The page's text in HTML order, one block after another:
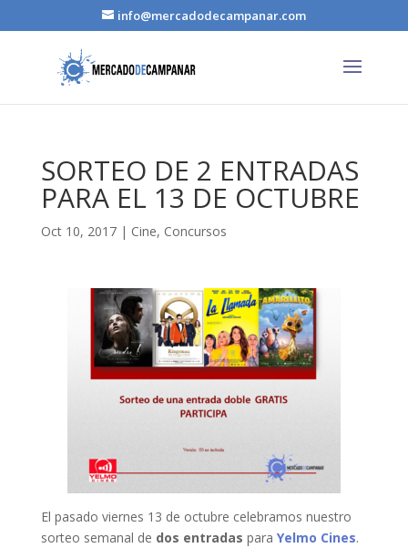
info@mercadodecampanar.com
SORTEO DE 2 ENTRADAS
PARA EL 13 DE OCTUBRE
Oct 10, 2017| Cine, Concursos
El pasado viernes 13 de octubre celebramos nuestro
sorteo semanal de dos entradas para Yelmo Cines.